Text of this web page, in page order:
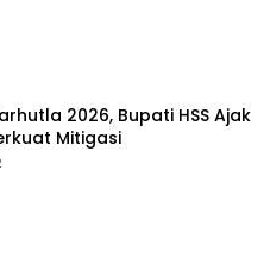
2026, Bupati HSS Ajak
Mitigasi